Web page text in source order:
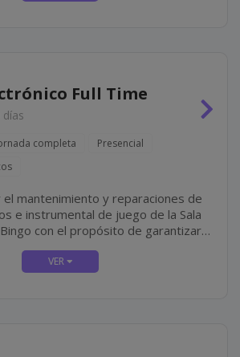
Full Time
completa
Presencial
mantenimiento y reparaciones de
e instrumental de juego de la Sala
con el propósito de garantizar
Equipos Reparar y
de los equipos del...